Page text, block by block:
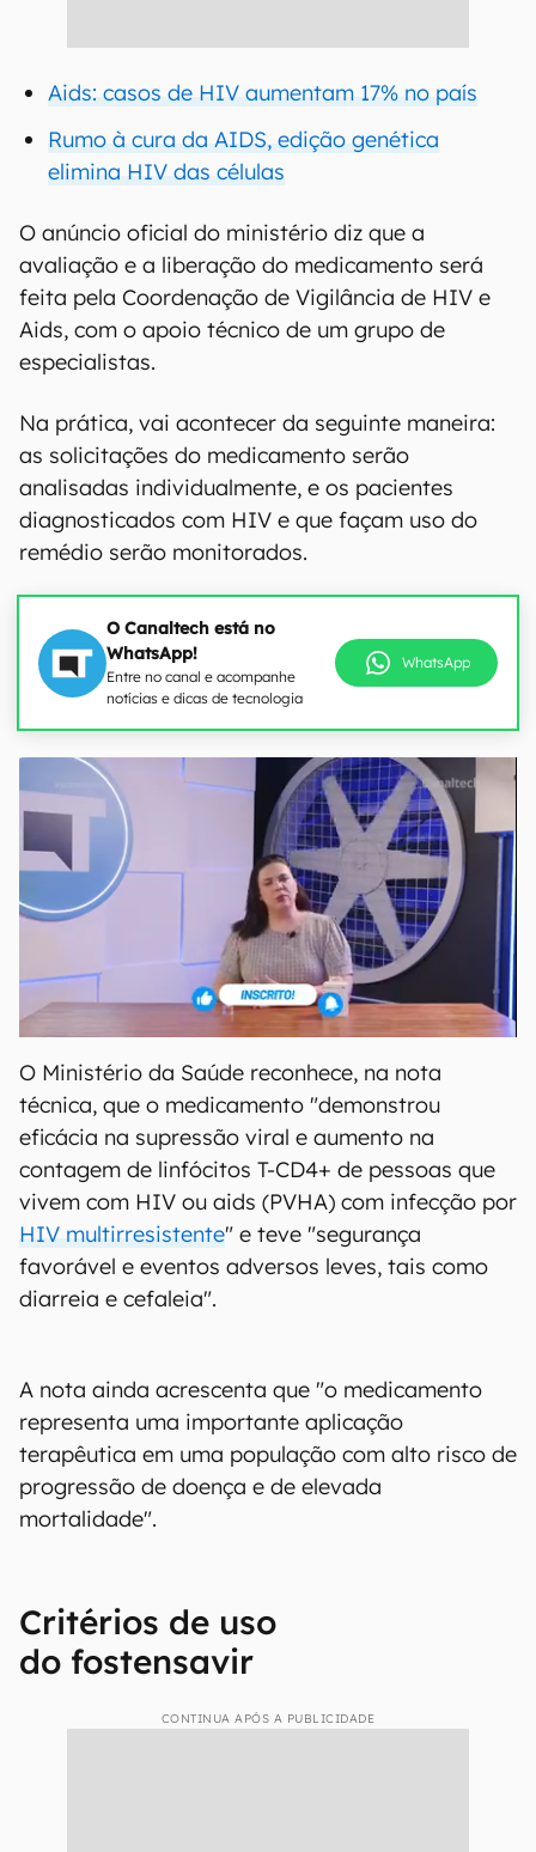
Aids: casos de HIV aumentam 17% no país
Rumo à cura da AIDS, edição genética
elimina HIV das células
O anúncio oficial do ministério diz que a
avaliação e a liberação do medicamento será
feita pela Coordenação de Vigilância de HIV e
Aids, com o apoio técnico de um grupo de
especialistas.
Na prática, vai acontecer da seguinte maneira:
as solicitações do medicamento serão
analisadas individualmente, e os pacientes
diagnosticados com HIV e que façam uso do
remédio serão monitorados.
O Canaltech está no
WhatsApp!
Entre no canal e acompanhe
notícias e dicas de tecnologia
WhatsApp
O Ministério da Saúde reconhece, na nota
técnica, que o medicamento "demonstrou
eficácia na supressão viral e aumento na
contagem de linfócitos T-CD4+ de pessoas que
vivem com HIV ou aids (PVHA) com infecção por
HIV multirresistente" e teve "segurança
favorável e eventos adversos leves, tais como
diarreia e cefaleia".
A nota ainda acrescenta que "o medicamento
representa uma importante aplicação
terapêutica em uma população com alto risco de
progressão de doença e de elevada
mortalidade".
Critérios de uso
do fostensavir
CONTINUA APÓS A PUBLICIDADE